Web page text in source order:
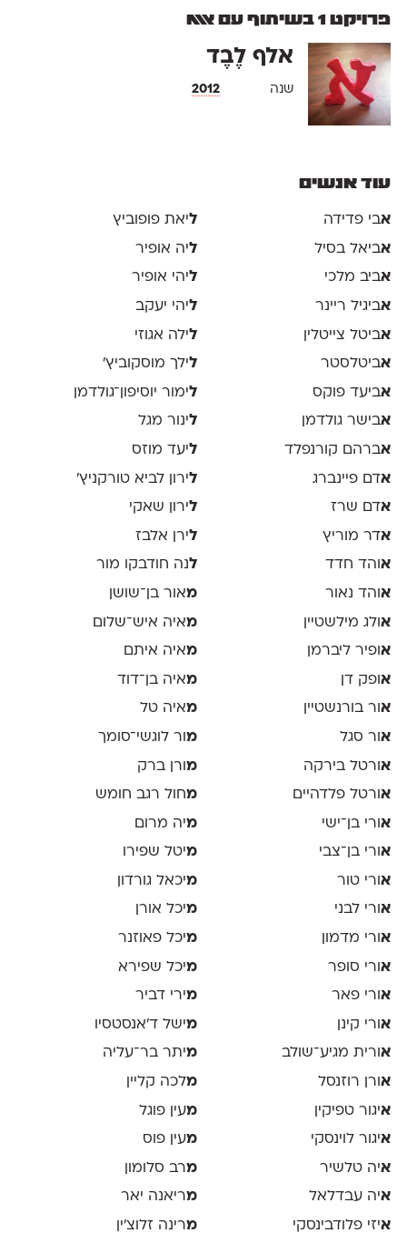
פרויקט 1 בשיתוף עם אאא
אלף לֶבֶד
שנה 2012
עוד אנשים
אבי פדידה
אביאל בסיל
אביב מלכי
אביגיל ריינר
אביטל צייטלין
אביטלסטר
אביעד פוקס
אבישר גולדמן
אברהם קורנפלד
אדם פיינברג
אדם שרז
אדר מוריץ
אוהד חדד
אוהד נאור
אולג מילשטיין
אופיר ליברמן
אופק דן
אור בורנשטיין
אור סגל
אורטל בירקה
אורטל פלדהיים
אורי בן־ישי
אורי בן־צבי
אורי טור
אורי לבני
אורי מדמון
אורי סופר
אורי פאר
אורי קינן
אורית מגיע־שולב
אורן רוזנסל
איגור טפיקין
איגור לוינסקי
איה טלשיר
איה עבדלאל
איזי פלודבינסקי
ליאת פופוביץ
ליה אופיר
ליהי אופיר
ליהי יעקב
לילה אגוזי
לילך מוסקוביץ'
לימור יוסיפון־גולדמן
לינור מגל
ליעד מוזס
לירון לביא טורקניץ׳
לירון שאקי
לירן אלבז
לנה חודבקו מור
מאור בן־שושן
מאיה איש־שלום
מאיה איתם
מאיה בן־דוד
מאיה טל
מ ור לוגשי־סומך
מורן ברק
מחול רגב חומש
מיה מרום
מיטל שפירו
מיכאל גורדון
מיכל אורן
מיכל פאוזנר
מיכל שפירא
מירי דביר
מישל ד׳אנסטסיו
מיתר בר־עליה
מלכה קליין
מעין פוגל
מעין פוס
מרב סלומון
מריאנה יאר
מרינה זלוצ׳ין